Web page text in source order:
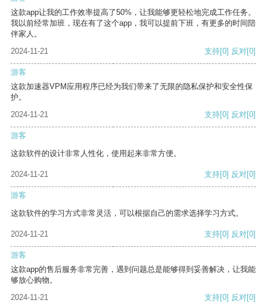
这款app让我的工作效率提高了50%，让我能够更轻松地完成工作任务。
我以前经常加班，现在有了这个app，我可以提前下班，有更多的时间陪
伴家人。
2024-11-21
支持[0] 反对[0]
游客
这款加速器VPM应用程序已经为我们带来了无限的隐私保护和安全性保
护。
2024-11-21
支持[0] 反对[0]
游客
这款软件的设计非常人性化，使用起来非常方便。
2024-11-21 支持[0] 反对[0]
游客
这款软件的学习方式非常灵活，可以根据自己的需求选择学习方式。
2024-11-21 支持[0] 反对[0]
游客
这款app的售后服务非常完善，遇到问题总是能够得到妥善解决，让我能
够放心购物。
2024-11-21
支持[0] 反对[0]